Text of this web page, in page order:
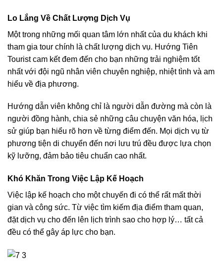
Lo Lắng Về Chất Lượng Dịch Vụ
Một trong những mối quan tâm lớn nhất của du khách khi
tham gia tour chính là chất lượng dịch vụ. Hướng Tiên
Tourist cam kết đem đến cho bạn những trải nghiệm tốt
nhất với đội ngũ nhân viên chuyên nghiệp, nhiệt tình và am
hiểu về địa phương.
Hướng dẫn viên không chỉ là người dẫn đường mà còn là
người đồng hành, chia sẻ những câu chuyện văn hóa, lịch
sử giúp bạn hiểu rõ hơn về từng điểm đến. Mọi dịch vụ từ
phương tiện di chuyển đến nơi lưu trú đều được lựa chọn
kỹ lưỡng, đảm bảo tiêu chuẩn cao nhất.
Khó Khăn Trong Việc Lập Kế Hoạch
Việc lập kế hoạch cho một chuyến đi có thể rất mất thời
gian và công sức. Từ việc tìm kiếm địa điểm tham quan,
đặt dịch vụ cho đến lên lịch trình sao cho hợp lý… tất cả
đều có thể gây áp lực cho bạn.